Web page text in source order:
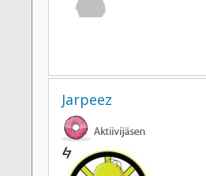
Jarpeez